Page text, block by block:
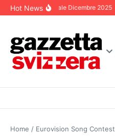
Salta al contenuto
Hot NewsEditoriale Dicembre 2025
Home / Eurovision Song Contest